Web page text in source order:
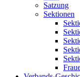
Satzung
Sektionen